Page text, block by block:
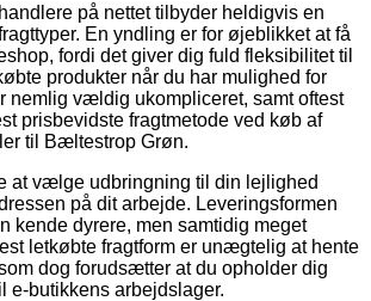
på nettet tilbyder heldigvis en
En yndling er for øjeblikket at få
fordi det giver dig fuld fleksibilitet til
produkter når du har mulighed for
nemlig vældig ukompliceret, samt oftest
prisbevidste fragtmetode ved køb af
til Bæltestrop Grøn.
at vælge udbringning til din lejlighed
på dit arbejde. Leveringsformen
kende dyrere, men samtidig meget
letkøbte fragtform er unægtelig at hente
dog forudsætter at du opholder dig
e-butikkens arbejdslager.